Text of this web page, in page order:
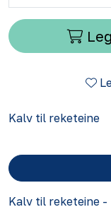
Kalv til reketeine
Kalv til reketeine -